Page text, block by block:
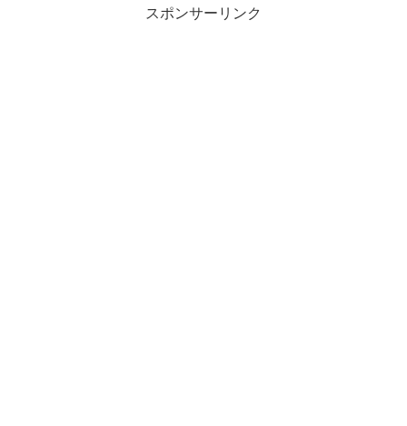
スポンサーリンク